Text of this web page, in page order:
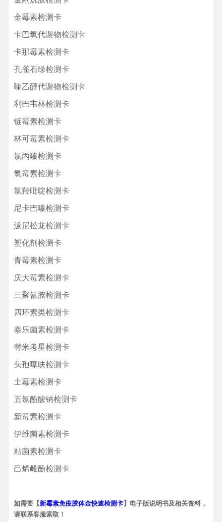
金霉素检测卡
卡巴氧代谢物检测卡
卡那霉素检测卡
孔雀石绿检测卡
喹乙醇代谢物检测卡
利巴韦林检测卡
链霉素检测卡
林可霉素检测卡
氯丙嗪检测卡
氯霉素检测卡
氯羟吡啶检测卡
尼卡巴嗪检测卡
泼尼松龙检测卡
塑化剂检测卡
青霉素检测卡
庆大霉素检测卡
三聚氰胺检测卡
四环素类检测卡
泰乐菌素检测卡
替米考星检测卡
头孢噻呋检测卡
土霉素检测卡
五氯酚酸钠检测卡
新霉素检测卡
伊维菌素检测卡
粘菌素检测卡
己烯雌酚检测卡
如需要【新霉素免疫胶体金快速检测卡】电子版说明书及相关资料，
请联系客服索取！